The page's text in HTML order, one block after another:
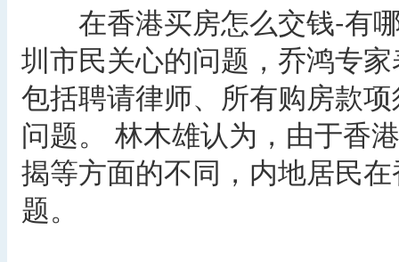
在香港买房怎么交钱-有
圳市民关心的问题，乔鸿专
包括聘请律师、所有购房款
问题。 林木雄认为，由于香
揭等方面的不同，内地居民
题。